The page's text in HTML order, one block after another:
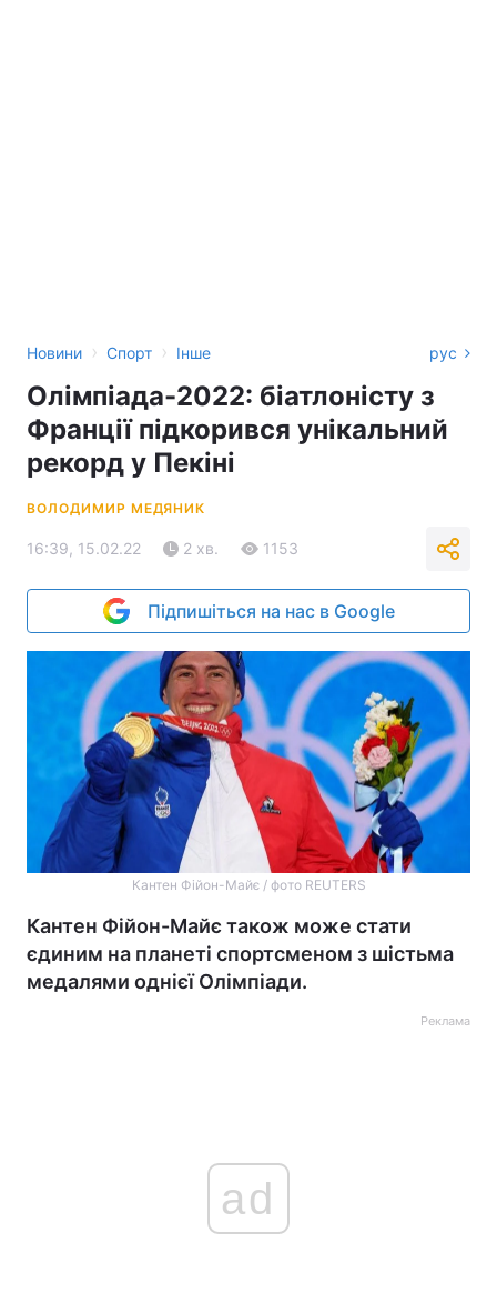
Новини › Спорт › Інше рус
Олімпіада-2022: біатлоністу з
Франції підкорився унікальний
рекорд у Пекіні
ВОЛОДИМИР МЕДЯНИК
16:39, 15.02.22 2 хв. 1153
Підпишіться на нас в Google
Кантен Фійон-Майє / фото REUTERS
Кантен Фійон-Майє також може стати
єдиним на планеті спортсменом з шістьма
медалями однієї Олімпіади.
Реклама
ad